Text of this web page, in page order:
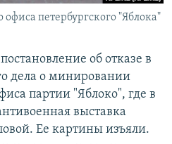
петербургского "Яблока"
об отказе в
дела о минировании
партии "Яблоко", где в
выставка
Ее картины изъяли.